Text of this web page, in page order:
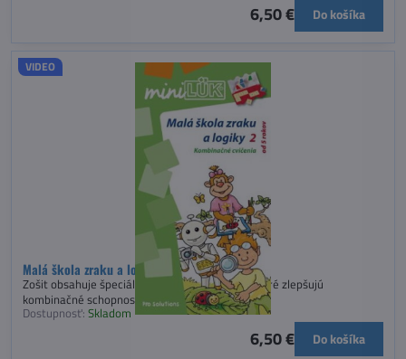
6,50 € Do košíka
Malá škola zraku a logiky 2 - miniLÜK
VIDEO
Zošit obsahuje špeciálne navrhnuté cvičenia, ktoré zlepšujú
kombinačné schopnosti detí.
Dostupnosť: Skladom
6,50 € Do košíka